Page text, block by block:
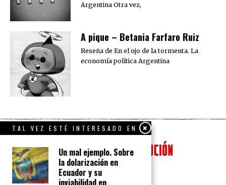
Argentina Otra vez,
A pique – Betania Farfaro Ruiz
Reseña de En el ojo de la tormenta. La
economía política Argentina
TAL VEZ ESTÉ INTERESADO EN
Un mal ejemplo. Sobre
la dolarización en
Ecuador y su
inviabilidad en